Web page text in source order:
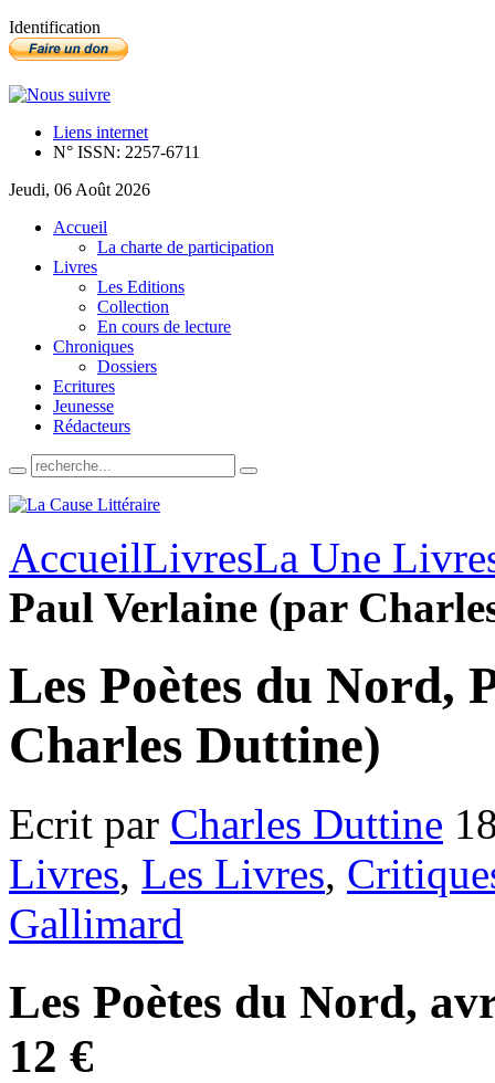
Identification
Liens internet
N° ISSN: 2257-6711
Jeudi, 06 Août 2026
Accueil
La charte de participation
Livres
Les Editions
Collection
En cours de lecture
Chroniques
Dossiers
Ecritures
Jeunesse
Rédacteurs
AccueilLivresLa Une
Paul Verlaine (par
Les Poètes du Nord,
Charles Duttine)
Ecrit par Charles Duttine
Livres, Les Livres,
Gallimard
Les Poètes du Nord,
12 €